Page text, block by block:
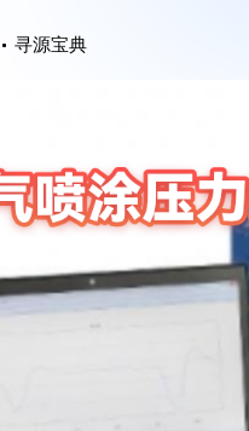
寻源宝典